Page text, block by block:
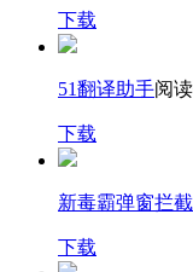
下载
51翻译助手阅
下载
新毒霸弹窗拦
下载